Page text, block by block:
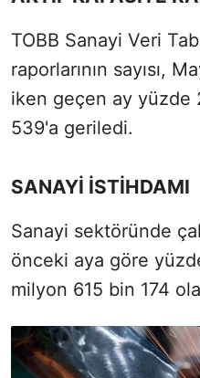
TOBB Sanayi Veri
raporlarının sayısı,
iken geçen ay yüzde
539'a geriledi.
SANAYİ İSTİHDAMI
Sanayi sektöründe
önceki aya göre
milyon 615 bin 174